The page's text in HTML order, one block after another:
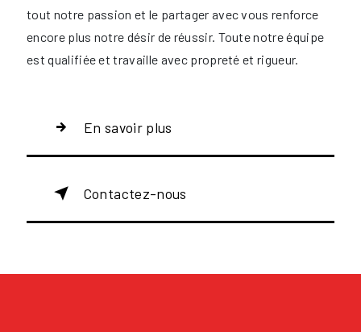
tout notre passion et le partager avec vous renforce
encore plus notre désir de réussir. Toute notre équipe
est qualifiée et travaille avec propreté et rigueur.
En savoir plus
Contactez-nous